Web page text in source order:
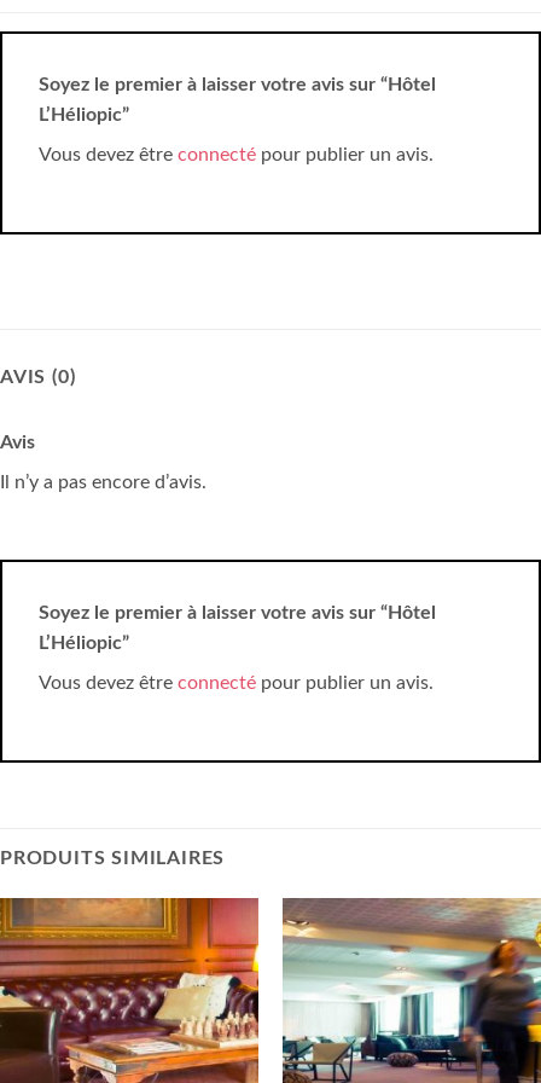
Soyez le premier à laisser votre avis sur “Hôtel
L’Héliopic”
Vous devez être connecté pour publier un avis.
AVIS (0)
Avis
Il n’y a pas encore d’avis.
Soyez le premier à laisser votre avis sur “Hôtel
L’Héliopic”
Vous devez être connecté pour publier un avis.
PRODUITS SIMILAIRES